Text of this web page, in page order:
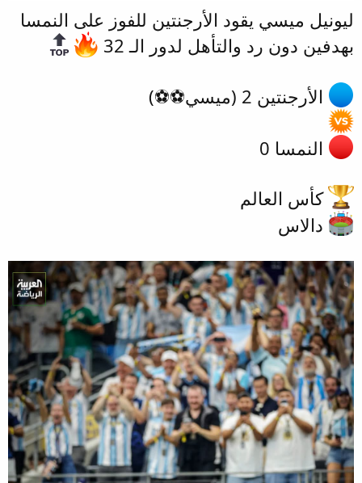
ليونيل ميسي يقود الأرجنتين للفوز على النمسا
بهدفين دون رد والتأهل لدور الـ 32
الأرجنتين 2 (ميسي⚽️⚽️)
النمسا 0
كأس العالم
دالاس